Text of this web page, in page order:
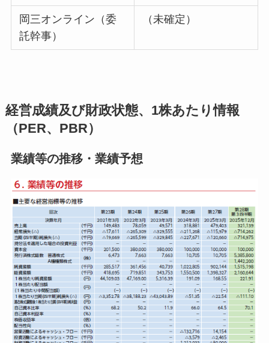
岡三オンライン（委
託幹事）
（未確定）
経営成績及び財政状態、1株あたり情報
（PER、PBR）
業績等の推移・業績予想